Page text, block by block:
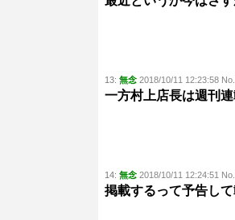
13: 無念 2018/10/11 12:23:58
一方村上店長は週刊
14: 無念 2018/10/11 12:24:51
掲載するって予告し